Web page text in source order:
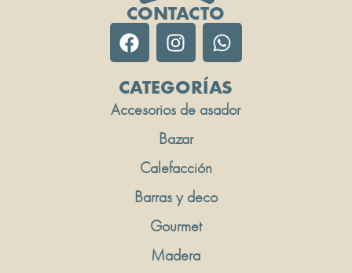
CONTACTO
CATEGORÍAS
Accesorios de asador
Bazar
Calefacción
Barras y deco
Gourmet
Madera